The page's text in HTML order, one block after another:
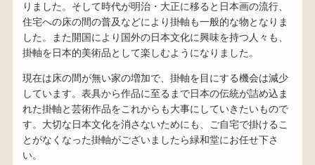
りました。そして時代が明治・大正に移ると日本画の流行、
住宅への床の間の普及などにより掛軸も一般的な物となりま
した。また開国により国外の日本文化に興味を持つ人々も、
掛軸を日本的美術品として楽しむようになりました。
現在は床の間が無い家の増加で、掛軸を目にする機会は減少
しています。表具から作品に至るまで日本の伝統が詰め込ま
れた掛軸と芸術作品をこれからも大事にしていきたいもので
す。大切な日本文化を消さないためにも、ご自宅で掛けるこ
とがなくなった掛軸がございましたら緑和堂にお任せ下さ
い。